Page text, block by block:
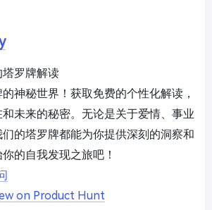
罗牌解读
的神秘世界！获取免费的个性化解读，
未来的秘密。无论是关于爱情、事业
的塔罗牌都能为你提供深刻的洞察和
的自我发现之旅吧！
on Product Hunt